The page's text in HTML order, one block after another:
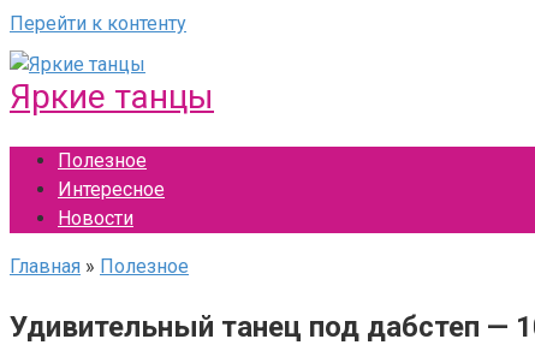
Перейти к контенту
Яркие танцы
Полезное
Интересное
Новости
Главная » Полезное
Удивительный танец под дабстеп —